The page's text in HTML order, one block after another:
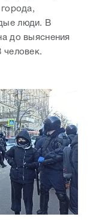
люди. В
до выяснения
человек.